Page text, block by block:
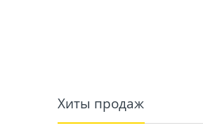
Хиты продаж